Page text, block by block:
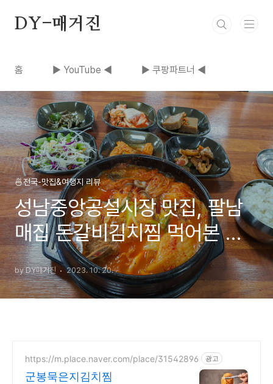
DY-매거진
홈 ▶ YouTube ◀ ▶ 쿠팡파트너 ◀
🍜전국-맛집&여행지 리뷰
성남중앙공설시장 맛집, 팔남
매집 돈갈비김치찜 먹어본 후
기
by DY매거진 2023. 10. 20.
https://m.place.naver.com/place/31542896 광고
군봉묵은지김치찜